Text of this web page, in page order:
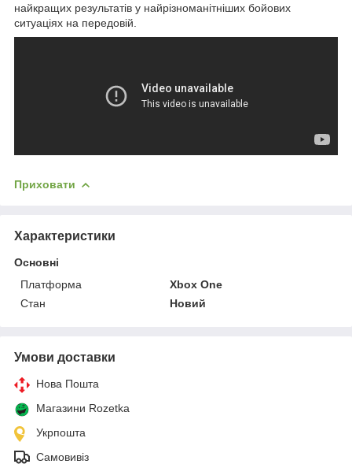
найкращих результатів у найрізноманітніших бойових
ситуаціях на передовій.
Приховати
Характеристики
Основні
Платформа
Xbox One
Стан
Новий
Умови доставки
Нова Пошта
Магазини Rozetka
Укрпошта
Самовивіз